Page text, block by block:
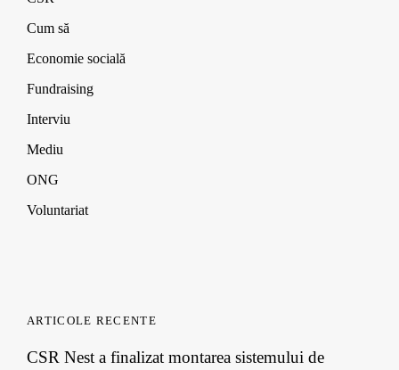
d
o
w
) )
Cum să
Economie socială
Fundraising
Interviu
Mediu
ONG
Voluntariat
ARTICOLE RECENTE
CSR Nest a finalizat montarea sistemului de